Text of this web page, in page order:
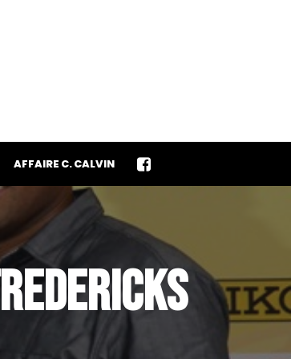
AFFAIRE C. CALVIN